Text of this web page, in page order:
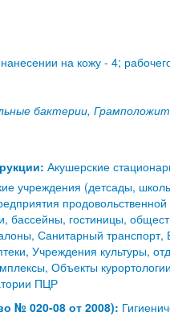
на кожу - 4;
бактерии,
Акушерские
учреждения (детсады,
продовольственной
бассейны, гостиницы,
Санитарный транспорт,
Учреждения культуры,
Объекты
ПЦР
№ 020-08 от 2008):